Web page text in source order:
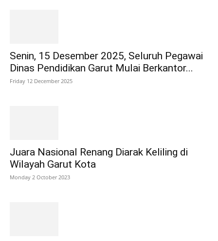
Senin, 15 Desember 2025, Seluruh Pegawai
Dinas Pendidikan Garut Mulai Berkantor...
Friday 12 December 2025
Juara Nasional Renang Diarak Keliling di
Wilayah Garut Kota
Monday 2 October 2023